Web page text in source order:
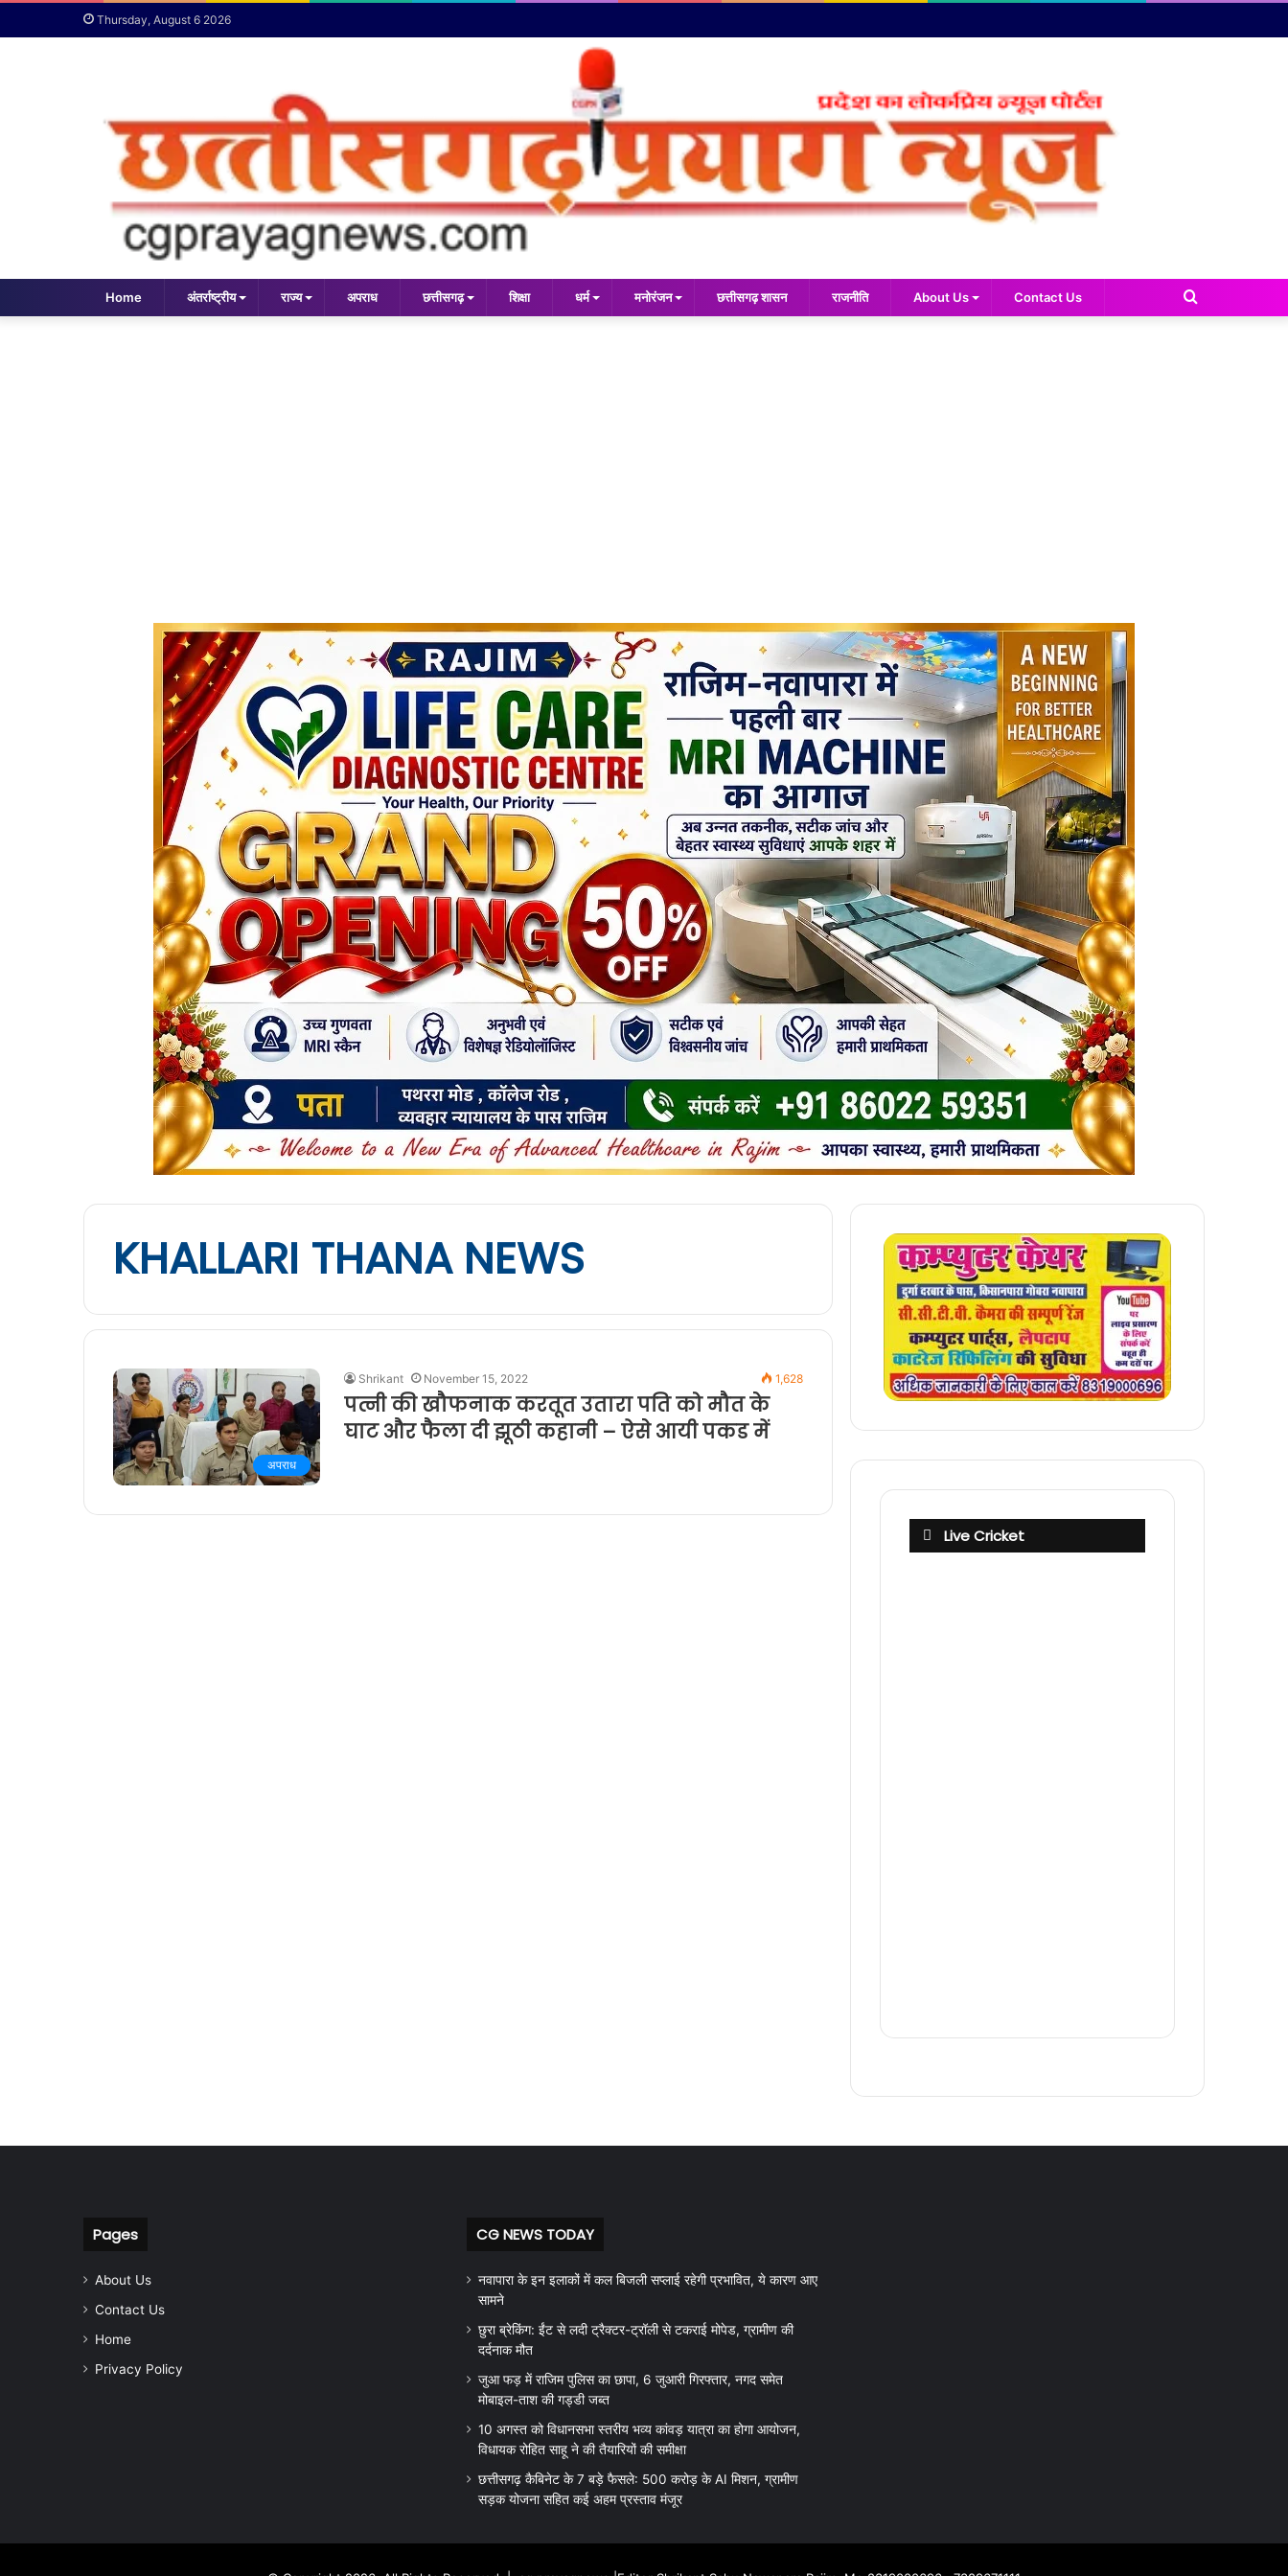
Thursday, August 6 2026
Home अंतर्राष्ट्रीय राज्य अपराध छत्तीसगढ़ शिक्षा धर्म मनोरंजन छत्तीसगढ़ शासन राजनीति About Us Contact Us
Search
KHALLARI THANA NEWS
अपराध
Shrikant November 15, 2022 1,628
पत्नी की खौफनाक करतूत उतारा पति को मौत के
घाट और फैला दी झूठी कहानी – ऐसे आयी पकड में
Live Cricket
Pages
About Us
Contact Us
Home
Privacy Policy
CG NEWS TODAY
नवापारा के इन इलाकों में कल बिजली सप्लाई रहेगी प्रभावित, ये कारण आए
सामने
छुरा ब्रेकिंग: ईंट से लदी ट्रैक्टर-ट्रॉली से टकराई मोपेड, ग्रामीण की
दर्दनाक मौत
जुआ फड़ में राजिम पुलिस का छापा, 6 जुआरी गिरफ्तार, नगद समेत
मोबाइल-ताश की गड्डी जब्त
10 अगस्त को विधानसभा स्तरीय भव्य कांवड़ यात्रा का होगा आयोजन,
विधायक रोहित साहू ने की तैयारियों की समीक्षा
छत्तीसगढ़ कैबिनेट के 7 बड़े फैसले: 500 करोड़ के AI मिशन, ग्रामीण
सड़क योजना सहित कई अहम प्रस्ताव मंजूर